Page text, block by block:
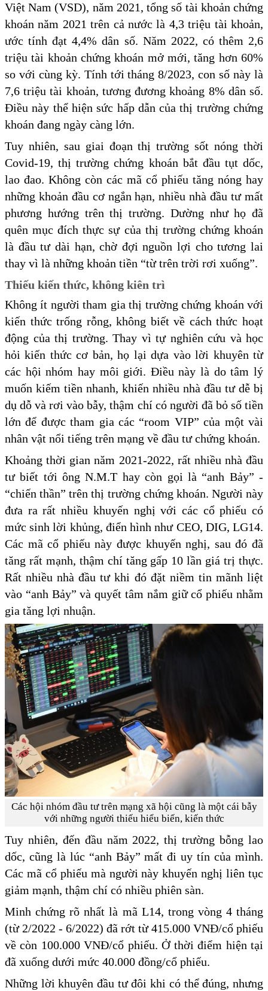
Việt Nam (VSD), năm 2021, tổng số tài khoản chứng
khoán năm 2021 trên cả nước là 4,3 triệu tài khoản,
ước tính đạt 4,4% dân số. Năm 2022, có thêm 2,6
triệu tài khoản chứng khoán mở mới, tăng hơn 60%
so với cùng kỳ. Tính tới tháng 8/2023, con số này là
7,6 triệu tài khoản, tương đương khoảng 8% dân số.
Điều này thể hiện sức hấp dẫn của thị trường chứng
khoán đang ngày càng lớn.
Tuy nhiên, sau giai đoạn thị trường sốt nóng thời
Covid-19, thị trường chứng khoán bắt đầu tụt dốc,
lao đao. Không còn các mã cổ phiếu tăng nóng hay
những khoản đầu cơ ngắn hạn, nhiều nhà đầu tư mất
phương hướng trên thị trường. Dường như họ đã
quên mục đích thực sự của thị trường chứng khoán
là đầu tư dài hạn, chờ đợi nguồn lợi cho tương lai
thay vì là những khoản tiền “từ trên trời rơi xuống”.
Thiếu kiến thức, không kiên trì
Không ít người tham gia thị trường chứng khoán với
kiến thức trống rỗng, không biết về cách thức hoạt
động của thị trường. Thay vì tự nghiên cứu và học
hỏi kiến thức cơ bản, họ lại dựa vào lời khuyên từ
các hội nhóm hay môi giới. Điều này là do tâm lý
muốn kiếm tiền nhanh, khiến nhiều nhà đầu tư dễ bị
dụ dỗ và rơi vào bẫy, thậm chí có người đã bỏ số tiền
lớn để được tham gia các “room VIP” của một vài
nhân vật nổi tiếng trên mạng về đầu tư chứng khoán.
Khoảng thời gian năm 2021-2022, rất nhiều nhà đầu
tư biết tới ông N.M.T hay còn gọi là “anh Bảy” -
“chiến thần” trên thị trường chứng khoán. Người này
đưa ra rất nhiều khuyến nghị với các cổ phiếu có
mức sinh lời khủng, điển hình như CEO, DIG, LG14.
Các mã cổ phiếu này được khuyến nghị, sau đó đã
tăng rất mạnh, thậm chí tăng gấp 10 lần giá trị thực.
Rất nhiều nhà đầu tư khi đó đặt niềm tin mãnh liệt
vào “anh Bảy” và quyết tâm nắm giữ cổ phiếu nhằm
gia tăng lợi nhuận.
Các hội nhóm đầu tư trên mạng xã hội cũng là một cái bẫy
với những người thiếu hiểu biến, kiến thức
Tuy nhiên, đến đầu năm 2022, thị trường bỗng lao
dốc, cũng là lúc “anh Bảy” mất đi uy tín của mình.
Các mã cổ phiếu mà người này khuyến nghị liên tục
giảm mạnh, thậm chí có nhiều phiên sàn.
Minh chứng rõ nhất là mã L14, trong vòng 4 tháng
(từ 2/2022 - 6/2022) đã rớt từ 415.000 VNĐ/cổ phiếu
về còn 100.000 VNĐ/cổ phiếu. Ở thời điểm hiện tại
đã xuống dưới mức 40.000 đồng/cổ phiếu.
Những lời khuyên đầu tư đôi khi có thể đúng, nhưng